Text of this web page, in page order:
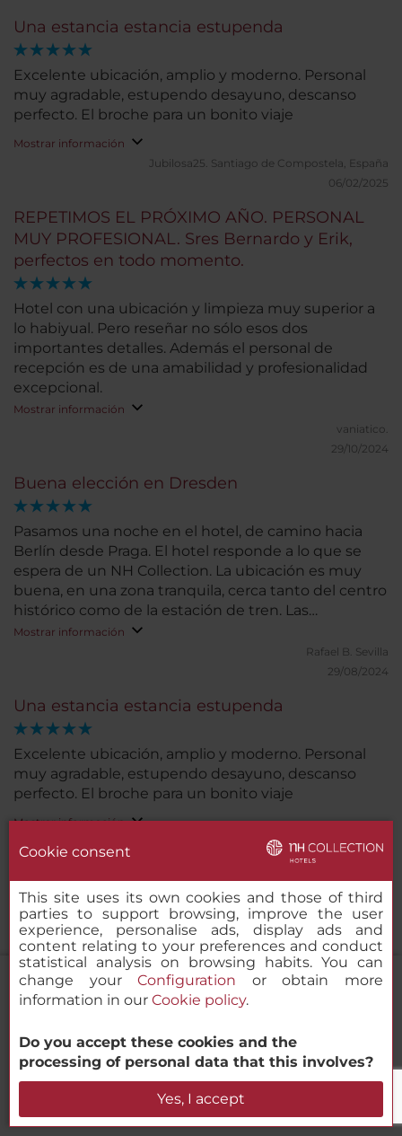
NH Collection Dresden Altmarkt
Verificar disponibilidad
estancia fue muy corta, por lo que no podemos
valorar otros servicios.
Una estancia estancia estupenda
Excelente ubicación, amplio y moderno. Personal
muy agradable, estupendo desayuno, descanso
perfecto. El broche para un bonito viaje
Mostrar información
Jubilosa25. Santiago de Compostela, España
06/02/2025
REPETIMOS EL PRÓXIMO AÑO. PERSONAL
MUY PROFESIONAL. Sres Bernardo y Erik,
perfectos en todo momento.
Hotel con una ubicación y limpieza muy superior a
lo habiyual. Pero reseñar no sólo esos dos
importantes detalles. Además el personal de
recepción es de una amabilidad y profesionalidad
excepcional.
Mostrar información
vaniatico.
29/10/2024
Buena elección en Dresden
Pasamos una noche en el hotel, de camino hacia
Berlín desde Praga. El hotel responde a lo que se
espera de un NH Collection. La ubicación es muy
buena, en una zona tranquila, cerca tanto del centro
histórico como de la estación de tren. Las
habitaciones son amplias y muy confortables. Las
dos habitaciones que ocupamos tenían bañera,
aunque habríamos preferido ducha. El bufé de
estancia fue muy corta, por lo que no podemos
valorar otros servicios.
Mostrar información
Rafael B. Sevilla
29/08/2024
Una estancia estancia estupenda
Excelente ubicación, amplio y moderno. Personal
muy agradable, estupendo desayuno, descanso
perfecto. El broche para un bonito viaje
Mostrar información
Santiago de Compostela, España
REPETIMOS EL PRÓXIMO AÑO. PERSONAL
MUY PROFESIONAL. Sres Bernardo y Erik,
perfectos en todo momento.
Hotel con una ubicación y limpieza muy superior a
lo habiyual. Pero reseñar no sólo esos dos
recepción es de una amabilidad y profesionalidad
excepcional.
29/10/2024
Cookie consent
This site uses its own cookies and those of third
parties to support browsing, improve the user
experience, personalise ads, display ads and
content relating to your preferences and conduct
statistical analysis on browsing habits. You can
change yourConfiguration or obtain more
information in our Cookie policy.
Do you accept these cookies and the
processing of personal data that this involves?
Yes, I accept